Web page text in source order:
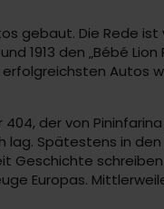
gebaut. Die Rede
1913 den „Bébé
Autos
der von
Spätestens in
Geschichte
Europas.